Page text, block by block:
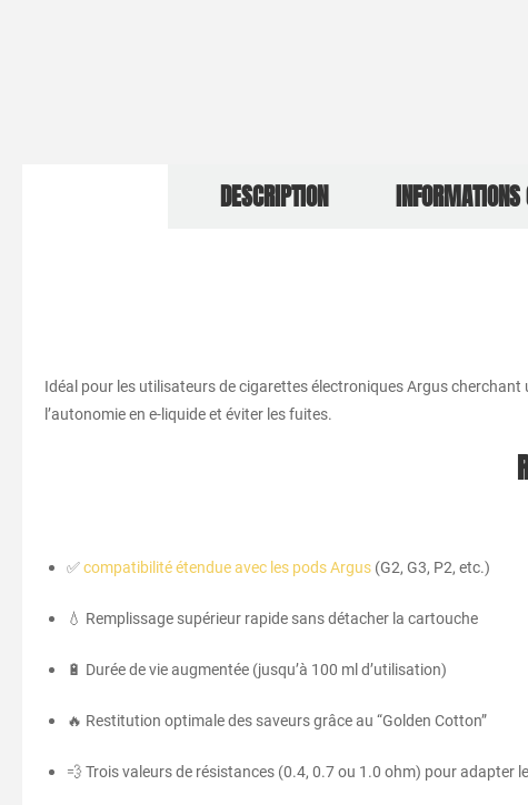
DESCRIPTION
Idéal pour les utilisateurs de cigarettes électroniques Argus
l’autonomie en e-liquide et éviter les fuites.
✅compatibilité étendue avec les pods Argus (G2, G3, P2, etc.)
💧 Remplissage supérieur rapide sans détacher la cartouche
🔋 Durée de vie augmentée (jusqu’à 100 ml d’utilisation)
🔥 Restitution optimale des saveurs grâce au “Golden Cotton”
💨 Trois valeurs de résistances (0.4, 0.7 ou 1.0 ohm) pour adapter